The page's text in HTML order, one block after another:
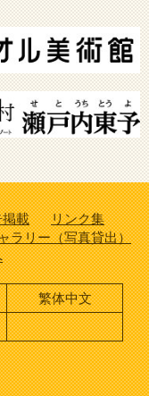
載
リンク集
ラリー（写真貸出）
繁体中文